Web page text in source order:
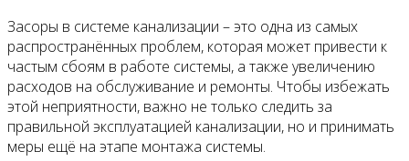
Засоры в системе канализации – это одна из самых
распространённых проблем, которая может привести к
частым сбоям в работе системы, а также увеличению
расходов на обслуживание и ремонты. Чтобы избежать
этой неприятности, важно не только следить за
правильной эксплуатацией канализации, но и принимать
меры ещё на этапе монтажа системы.